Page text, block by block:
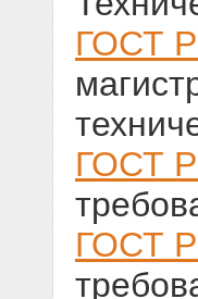
ГОСТ
ГОСТ
ГОСТ